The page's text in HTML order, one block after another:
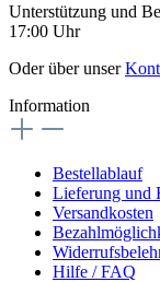
Unterstützung und
17:00 Uhr
Oder über unser
Information
Bestellablauf
Lieferung und
Versandkosten
Hilfe / FAQ